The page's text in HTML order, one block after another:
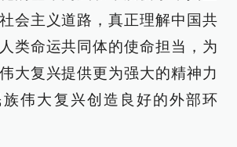
会主义道路，真正理解中国共
类命运共同体的使命担当，为
大复兴提供更为强大的精神力
伟大复兴创造良好的外部环